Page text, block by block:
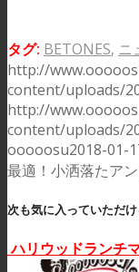
タグ: BETONES, ニ
http://
content/uploads/
http://
content/uploads/
ooooosu2018-01-
最適！小洒落たアン
次も気に入っていただけ
ハリウッドランチ